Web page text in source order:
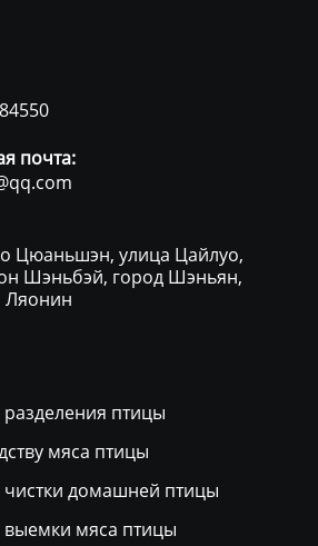
почта:
Цюаньшэн, улица Цайлуо,
Шэньбэй, город Шэньян,
Ляонин
птицы
мяса птицы
домашней птицы
мяса птицы